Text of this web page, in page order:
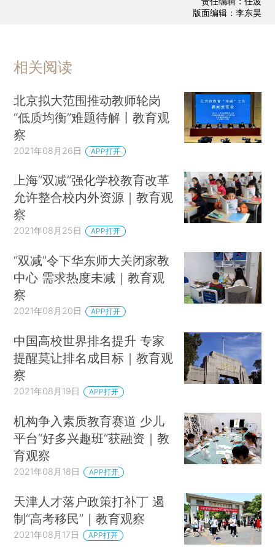
版面编辑：李东昊
相关阅读
北京拟大范围推动教师轮岗
“低质均衡”难题待解丨教育观
察
2021年08月26日 APP打开
上海“双减”强化学校教育改革
允许整合校内外资源｜教育观
察
2021年08月25日 APP打开
“双减”令下华东师大关闭家教
中心 需求热度未减｜教育观
察
2021年08月20日 APP打开
中国高校世界排名提升 专家
提醒莫让排名成目标｜教育观
察
2021年08月19日 APP打开
机构争入素质教育赛道 少儿
平台“好多兴趣班”获融资｜教
育观察
2021年08月18日 APP打开
天津人才落户政策打补丁 遏
制“高考移民”｜教育观察
2021年08月17日 APP打开